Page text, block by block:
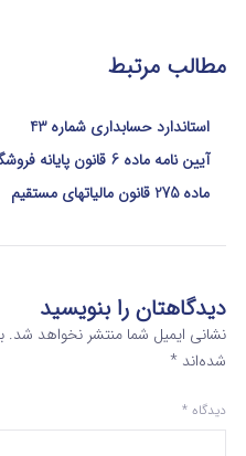
مطالب مرتبط
استاندارد حسابداری شماره 43
آیین نامه ماده 6 قانون پایانه فروشگاهی
ماده 275 قانون مالیاتهای مستقیم
دیدگاهتان را بنویسید
نشانی ایمیل شما منتشر نخواهد شد.
شده‌اند *
دیدگاه *